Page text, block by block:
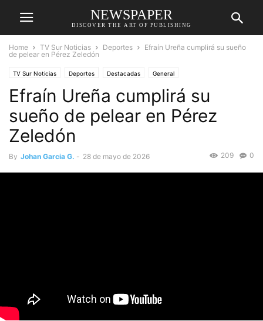
NEWSPAPER
DISCOVER THE ART OF PUBLISHING
Home TV Sur Noticias Deportes
Efraín Ureña cumplirá su sueño
de pelear en Pérez Zeledón
TV Sur Noticias Deportes Destacadas General
Efraín Ureña cumplirá su
sueño de pelear en Pérez
Zeledón
By Johan Garcia G. - 28 de mayo de 2026 0
209